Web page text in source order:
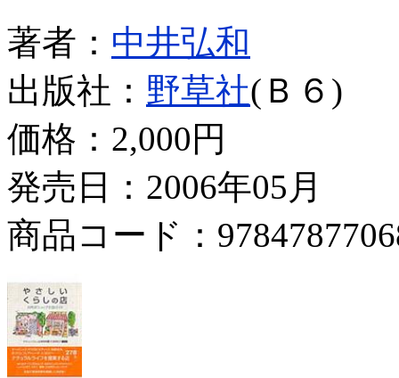
著者： 中井弘和
出版社： 野草社(Ｂ６)
価格： 2,000円
発売日：2006年05月
商品コード：